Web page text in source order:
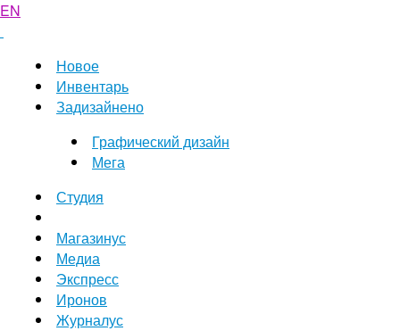
EN
Новое
Инвентарь
Задизайнено
Графический дизайн
Мега
Студия
Магазинус
Медиа
Экспресс
Иронов
Журналус